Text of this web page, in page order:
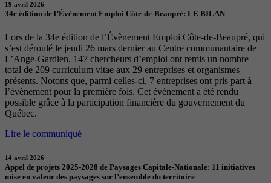
19 avril 2026
34e édition de l’Évènement Emploi Côte-de-Beaupré: LE BILAN
Lors de la 34e édition de l’Évènement Emploi Côte-de-Beaupré, qui
s’est déroulé le jeudi 26 mars dernier au Centre communautaire de
L’Ange-Gardien, 147 chercheurs d’emploi ont remis un nombre
total de 209 curriculum vitae aux 29 entreprises et organismes
présents. Notons que, parmi celles-ci, 7 entreprises ont pris part à
l’évènement pour la première fois. Cet évènement a été rendu
possible grâce à la participation financière du gouvernement du
Québec.
Lire le communiqué
14 avril 2026
Appel de projets 2025-2028 de Paysages Capitale-Nationale: 11 initiatives
mise en valeur des paysages sur l’ensemble du territoire